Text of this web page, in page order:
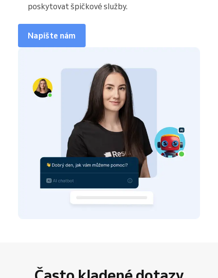
poskytovat špičkové služby.
Napište nám